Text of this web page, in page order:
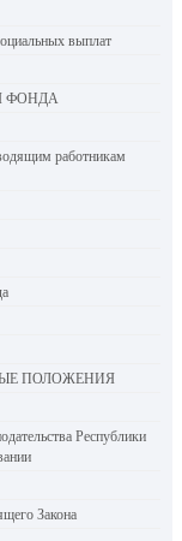
выплат
ФОНДА
работникам
ПОЛОЖЕНИЯ
Республики
Закона